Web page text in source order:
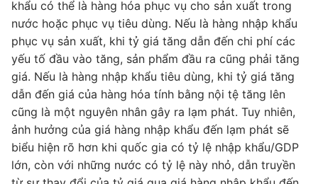
khẩu có thể là hàng hóa phục vụ cho sản xuất trong
nước hoặc phục vụ tiêu dùng. Nếu là hàng nhập khẩu
phục vụ sản xuất, khi tỷ giá tăng dẫn đến chi phí các
yếu tố đầu vào tăng, sản phẩm đầu ra cũng phải tăng
giá. Nếu là hàng nhập khẩu tiêu dùng, khi tỷ giá tăng
dẫn đến giá của hàng hóa tính bằng nội tệ tăng lên
cũng là một nguyên nhân gây ra lạm phát. Tuy nhiên,
ảnh hưởng của giá hàng nhập khẩu đến lạm phát sẽ
biểu hiện rõ hơn khi quốc gia có tỷ lệ nhập khẩu/GDP
lớn, còn với những nước có tỷ lệ này nhỏ, dẫn truyền